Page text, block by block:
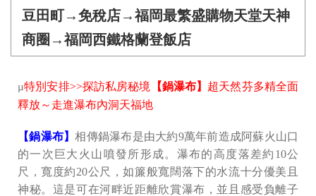
豆田町→免稅店→福岡最繁盛購物天堂天神
商圈→福岡西鐵格蘭登飯店
µ特別安排>>探訪私房秘境 【鍋瀑布】 超天然芬多精全面
釋放～走進瀑布內洞天福地
【鍋瀑布】相傳鍋瀑布是由大約9萬年前造成阿蘇火山口
的一次巨大火山噴發所形成。瀑布的高度落差約10公
尺，寬度約20公尺，如簾般寬闊落下的水流十分優美且
神秘。這是可在河畔近距離欣賞瀑布，並且感受負離子